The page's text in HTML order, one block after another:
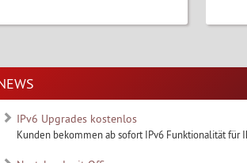
IPv6 Upgrades kostenlos
Kunden bekommen ab sofort IPv6 Funktionalität für